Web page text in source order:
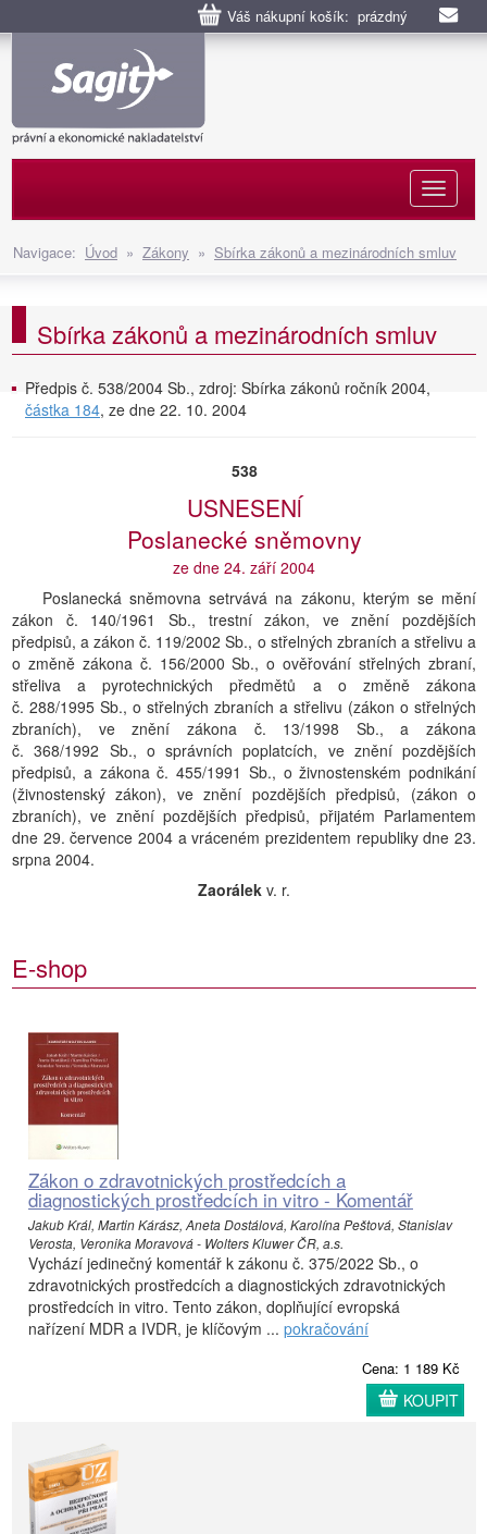
Váš nákupní košík: prázdný
Navigace: Úvod » Zákony » Sbírka zákonů a mezinárodních smluv
Sbírka zákonů a mezinárodních smluv
Předpis č. 538/2004 Sb., zdroj: Sbírka zákonů ročník 2004,
částka 184, ze dne 22. 10. 2004
538
USNESENĺ
Poslanecké sněmovny
ze dne 24. září 2004
Poslanecká sněmovna setrvává na zákonu, kterým se mění
zákon č. 140/1961 Sb., trestní zákon, ve znění pozdějších
předpisů, a zákon č. 119/2002 Sb., o střelných zbraních a střelivu a
o změně zákona č. 156/2000 Sb., o ověřování střelných zbraní,
střeliva a pyrotechnických předmětů a o změně zákona
č. 288/1995 Sb., o střelných zbraních a střelivu (zákon o střelných
zbraních), ve znění zákona č. 13/1998 Sb., a zákona
č. 368/1992 Sb., o správních poplatcích, ve znění pozdějších
předpisů, a zákona č. 455/1991 Sb., o živnostenském podnikání
(živnostenský zákon), ve znění pozdějších předpisů, (zákon o
zbraních), ve znění pozdějších předpisů, přijatém Parlamentem
dne 29. července 2004 a vráceném prezidentem republiky dne 23.
srpna 2004.
Zaorálek v. r.
E-shop
Zákon o zdravotnických prostředcích a
diagnostických prostředcích in vitro - Komentář
Jakub Král, Martin Kárász, Aneta Dostálová, Karolína Peštová, Stanislav
Verosta, Veronika Moravová - Wolters Kluwer ČR, a.s.
Vychází jedinečný komentář k zákonu č. 375/2022 Sb., o
zdravotnických prostředcích a diagnostických zdravotnických
prostředcích in vitro. Tento zákon, doplňující evropská
nařízení MDR a IVDR, je klíčovým ... pokračování
Cena: 1 189 Kč
KOUPIT